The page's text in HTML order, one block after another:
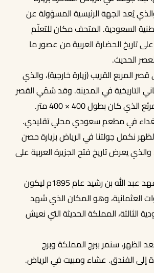
يُعد الجهة الرئيسية المسؤولة عن
السعودية. المتحف مكان للتعلّم
تاريخ الحضارة العربية من عصور ما
الحديث.
المربع القريب (زيارة خارجية)، والذي
التاريخية في المدينة. وقد سُمّي القصر
كان بطول 400 × 400 متر.
في مطعم سعودي محلي تقليدي.
نكمل جولتنا في الرياض بزيارة حصن
يعرض تاريخ فتح الجزيرة العربية على
تم بناء القصر في عهد عبد الله بن رشيد عام 1895م ليكون
العثمانية، وهو المكان الذي شهد
الثالثة، المملكة الحديثة التي نعيش
الظهر، سنمر ببرج المملكة وبرج
إلى الفندق. عشاء ومبيت في الرياض.